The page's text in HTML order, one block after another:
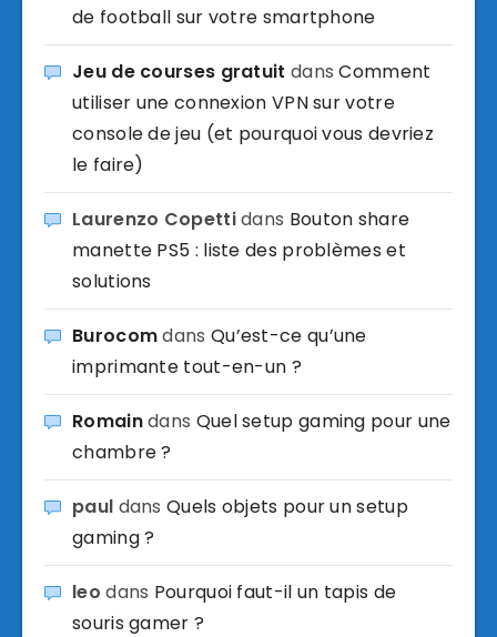
de football sur votre smartphone
Jeu de courses gratuit dansComment
utiliser une connexion VPN sur votre
console de jeu (et pourquoi vous devriez
le faire)
Laurenzo Copettidans Bouton share
manette PS5 : liste des problèmes et
solutions
Burocomdans Qu’est-ce qu’une
imprimante tout-en-un ?
Romaindans Quel setup gaming pour une
chambre ?
paul dansQuels objets pour un setup
gaming ?
leo dans Pourquoi faut-il un tapis de
souris gamer ?